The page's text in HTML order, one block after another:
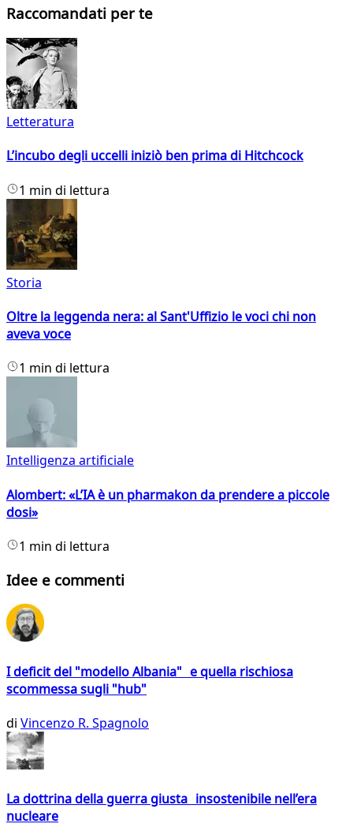
Raccomandati per te
Letteratura
L’incubo degli uccelli iniziò ben prima di Hitchcock
1 min di lettura
Storia
Oltre la leggenda nera: al Sant'Uffizio le voci chi non
aveva voce
1 min di lettura
Intelligenza artificiale
Alombert: «L’IA è un pharmakon da prendere a piccole
dosi»
1 min di lettura
Idee e commenti
I deficit del "modello Albania" e quella rischiosa
scommessa sugli "hub"
di Vincenzo R. Spagnolo
La dottrina della guerra giusta insostenibile nell’era
nucleare